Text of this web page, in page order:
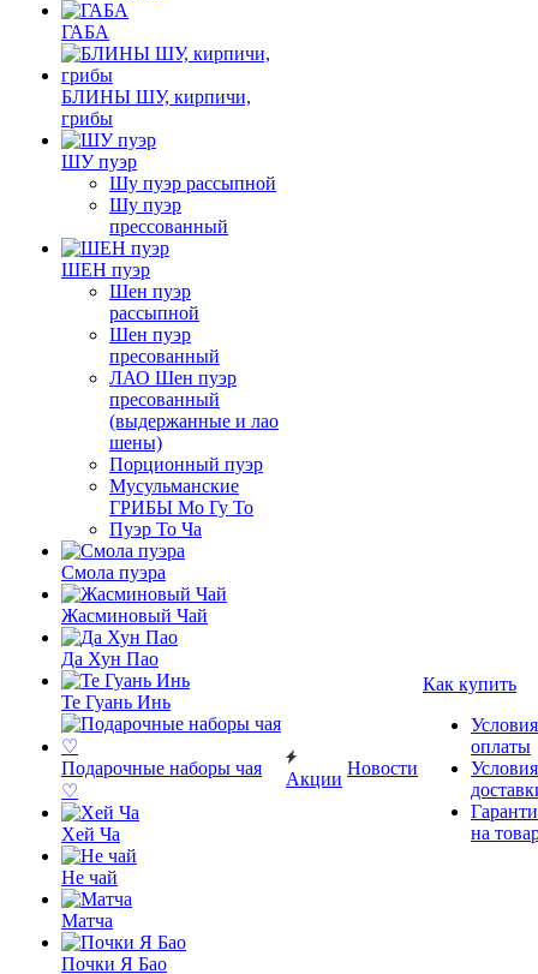
ГАБА
БЛИНЫ ШУ, кирпичи,
грибы
ШУ пуэр
Шу пуэр рассыпной
Шу пуэр
прессованный
ШЕН пуэр
Шен пуэр
рассыпной
Шен пуэр
пресованный
ЛАО Шен пуэр
пресованный
(выдержанные и лао
шены)
Порционный пуэр
Мусульманские
ГРИБЫ Мо Гу То
Пуэр То Ча
Смола пуэра
Жасминовый Чай
Да Хун Пао
Те Гуань Инь
Подарочные наборы чая
♡
Хей Ча
Не чай
Матча
Почки Я Бао
Акции
Новости
Как купить
Условия
оплаты
Условия
на